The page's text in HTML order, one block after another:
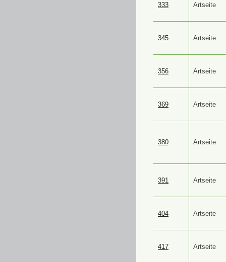
333 Artseite
345 Artseite
356 Artseite
369 Artseite
380 Artseite
391 Artseite
404 Artseite
417 Artseite